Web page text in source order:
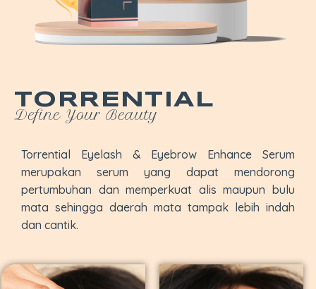
TORRENTIAL
Define Your Beauty
Torrential Eyelash & Eyebrow Enhance Serum
merupakan serum yang dapat mendorong
pertumbuhan dan memperkuat alis maupun bulu
mata sehingga daerah mata tampak lebih indah
dan cantik.